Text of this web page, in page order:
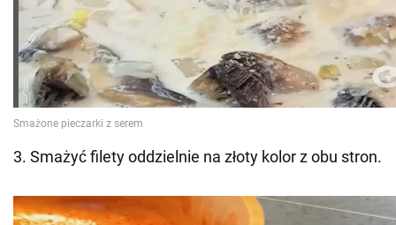
3. Smażyć filety oddzielnie na złoty kolor z obu stron.